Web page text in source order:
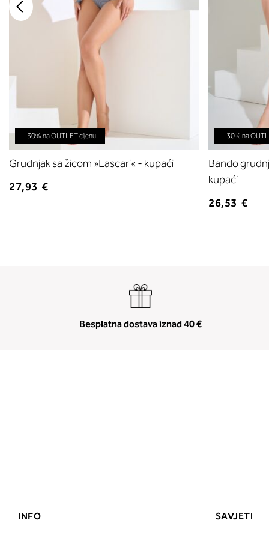
-30% na OUTLET cijenu
Grudnjak sa žicom »Lascari« - kupaći
27,93 €
-30% na
Bando
kupaći
26,53 €
Besplatna dostava iznad 40 €
INFO SAVJETI